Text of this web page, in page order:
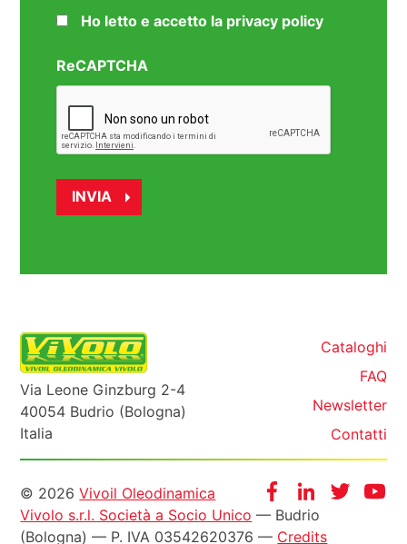
Ho letto e accetto la privacy policy
ReCAPTCHA
Via Leone Ginzburg 2-4
40054 Budrio (Bologna)
Italia
Cataloghi
FAQ
Newsletter
Contatti
FacebookInstagram
Twitter
Informazioni
legali
© 2026Vivoil Oleodinamica
Vivolo s.r.l. Società a Socio Unico — Budrio
(Bologna) — P. IVA 03542620376 — Credits